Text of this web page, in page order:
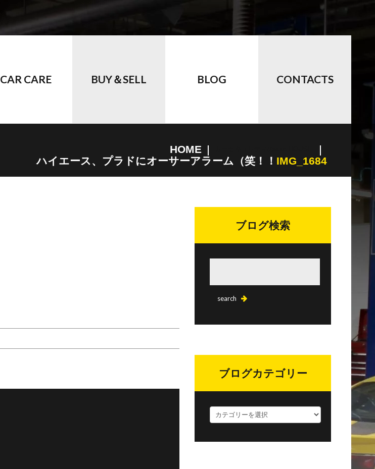
CAR CARE BUY＆SELL BLOG CONTACTS
HOME
ハイエース、プラドにオーサーアラーム（笑！！ IMG_1684
ブログ検索
ブログカテゴリー
ロ